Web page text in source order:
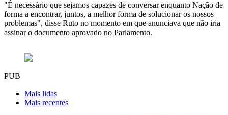
"É necessário que sejamos capazes de conversar enquanto Nação de
forma a encontrar, juntos, a melhor forma de solucionar os nossos
problemas", disse Ruto no momento em que anunciava que não iria
assinar o documento aprovado no Parlamento.
PUB
Mais lidas
Mais recentes